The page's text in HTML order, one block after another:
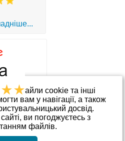
файли cookie та інші
вам у навігації, а також
досвід.
ви погоджуєтесь з
файлів.